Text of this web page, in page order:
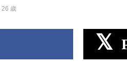
26 歳